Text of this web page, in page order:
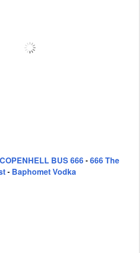
COPENHELL BUS 666- 666 The
- Baphomet Vodka